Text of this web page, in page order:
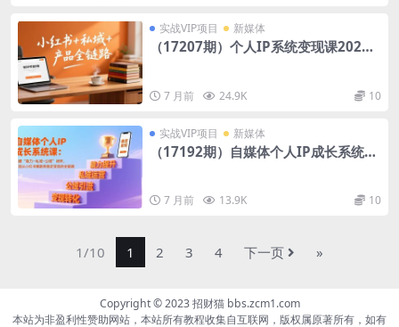
实战VIP项目 新媒体
（17207期）个人IP系统变现课202
7 月前 24.9K 10
实战VIP项目 新媒体
（17192期）自媒体个人IP成长系统
7 月前 13.9K 10
1/10 1 2 3 4 下一页 »
Copyright © 2023 招财猫 bbs.zcm1.com
本站为非盈利性赞助网站，本站所有教程收集自互联网，版权属原著所有，如有